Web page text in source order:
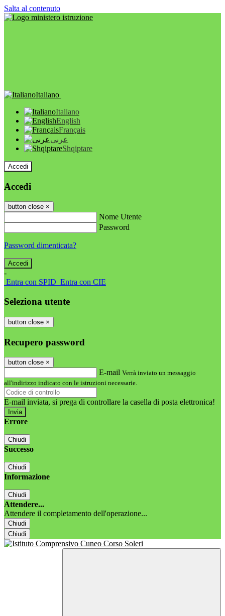
Salta al contenuto
Italiano
Italiano
English
Français
عربى
Shqiptare
Accedi
Accedi
button close ×
Nome Utente
Password
Password dimenticata?
-
Entra con SPID Entra con CIE
Seleziona utente
button close ×
Recupero password
button close ×
E-mail Verrà inviato un messaggio
all'indirizzo indicato con le istruzioni necessarie.
E-mail inviata, si prega di controllare la casella di posta elettronica!
Errore
Chiudi
Successo
Chiudi
Informazione
Chiudi
Attendere...
Attendere il completamento dell'operazione...
Chiudi
Chiudi